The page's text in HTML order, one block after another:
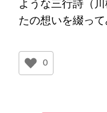
ような三行詩（
たの想いを綴っ
0